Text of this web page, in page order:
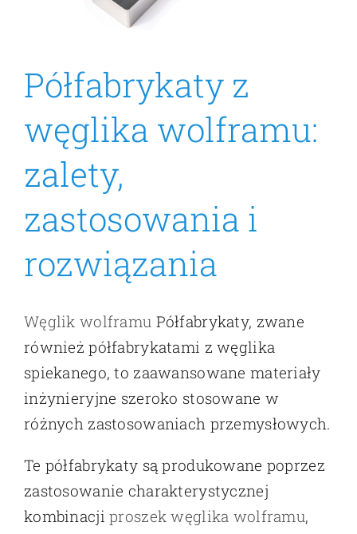
Półfabrykaty z
węglika wolframu:
zalety,
zastosowania i
rozwiązania
Węglik wolframu Półfabrykaty, zwane
również półfabrykatami z węglika
spiekanego, to zaawansowane materiały
inżynieryjne szeroko stosowane w
różnych zastosowaniach przemysłowych.
Te półfabrykaty są produkowane poprzez
zastosowanie charakterystycznej
kombinacjiproszek węglika wolframu,